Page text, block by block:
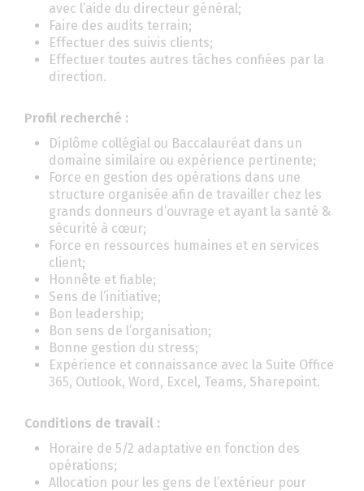
avec l’aide du directeur général;
Faire des audits terrain;
Effectuer des suivis clients;
Effectuer toutes autres tâches confiées par la
direction.
Profil recherché :
Diplôme collégial ou Baccalauréat dans un
domaine similaire ou expérience pertinente;
Force en gestion des opérations dans une
structure organisée afin de travailler chez les
grands donneurs d’ouvrage et ayant la santé &
sécurité à cœur;
Force en ressources humaines et en services
client;
Honnête et fiable;
Sens de l’initiative;
Bon leadership;
Bon sens de l’organisation;
Bonne gestion du stress;
Expérience et connaissance avec la Suite Office
365, Outlook, Word, Excel, Teams, Sharepoint.
Conditions de travail :
Horaire de 5/2 adaptative en fonction des
opérations;
Allocation pour les gens de l’extérieur pour